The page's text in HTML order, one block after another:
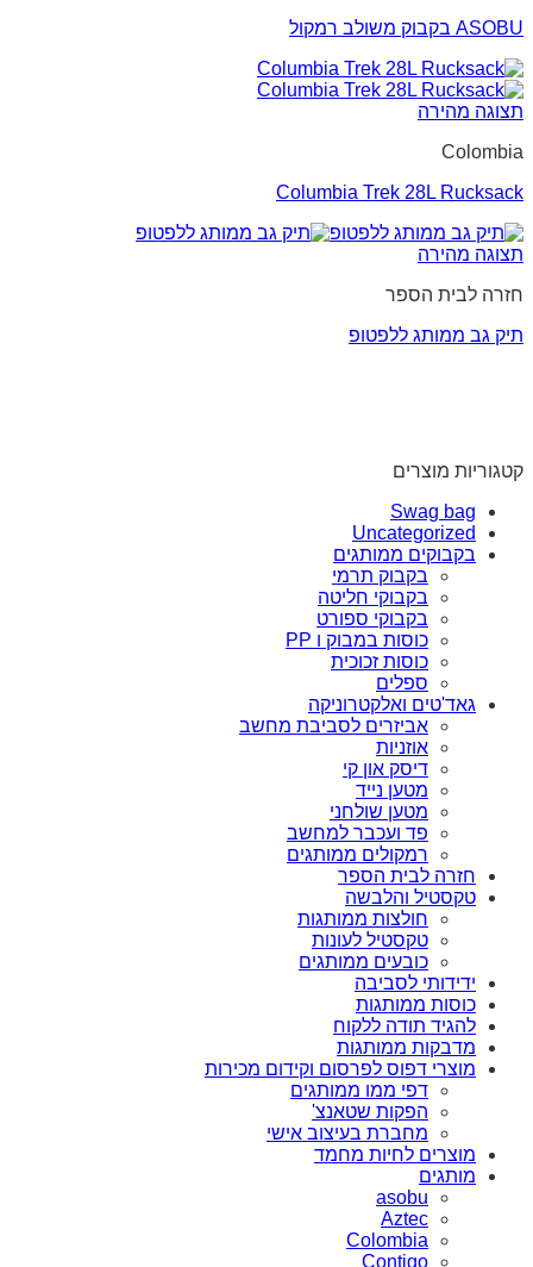
ASOBU בקבוק משולב רמקול
תצוגה מהירה
Colombia
Columbia Trek 28L Rucksack
תצוגה מהירה
חזרה לבית הספר
תיק גב ממותג ללפטופ
קטגוריות מוצרים
Swag bag
Uncategorized
בקבוקים ממותגים
בקבוק תרמי
בקבוקי חליטה
בקבוקי ספורט
כוסות במבוק ו PP
כוסות זכוכית
ספלים
גאד'טים ואלקטרוניקה
אביזרים לסביבת מחשב
אוזניות
דיסק און קי
מטען נייד
מטען שולחני
פד ועכבר למחשב
רמקולים ממותגים
חזרה לבית הספר
טקסטיל והלבשה
חולצות ממותגות
טקסטיל לעונות
כובעים ממותגים
ידידותי לסביבה
כוסות ממותגות
להגיד תודה ללקוח
מדבקות ממותגות
מוצרי דפוס לפרסום וקידום מכירות
דפי ממו ממותגים
הפקות שטאנצ'
מחברת בעיצוב אישי
מוצרים לחיות מחמד
מותגים
asobu
Aztec
Colombia
Contigo